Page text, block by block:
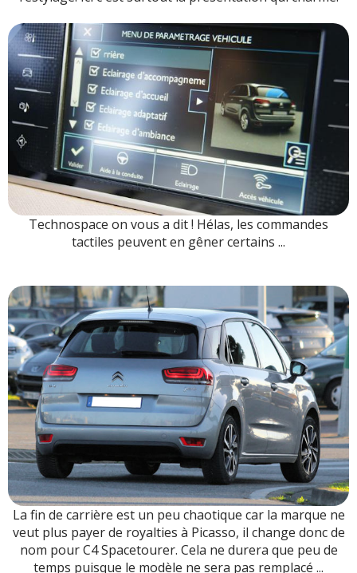
Technospace on vous a dit ! Hélas, les commandes
tactiles peuvent en gêner certains ...
La fin de carrière est un peu chaotique car la marque ne
veut plus payer de royalties à Picasso, il change donc de
nom pour C4 Spacetourer. Cela ne durera que peu de
temps puisque le modèle ne sera pas remplacé ...